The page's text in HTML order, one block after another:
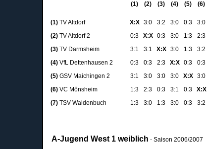
(1) (2) (3) (4) (5) (6)
(1) TV Altdorf X:X 3:0 3:2 3:0 0:3 3:0
(2) TV Altdorf 2 0:3 X:X 0:3 3:0 1:3 2:3
(3) TV Darmsheim 3:1 3:1 X:X 3:0 1:3 3:2
(4) VfL Dettenhausen 2 0:3 0:3 2:3 X:X 0:3 0:3
(5) GSV Maichingen 2 3:1 3:0 3:0 3:0 X:X 3:0
(6) VC Mönsheim 1:3 2:3 0:3 3:1 0:3 X:X
(7) TSV Waldenbuch 1:3 3:0 1:3 3:0 0:3 3:2
A-Jugend West 1 weiblich - Saison 2006/2007